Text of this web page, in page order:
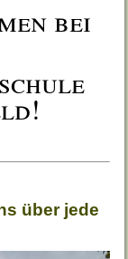
bei
über jede